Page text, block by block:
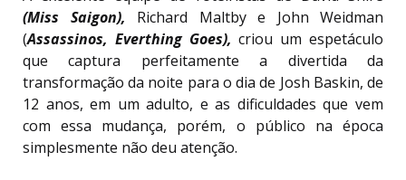
(Miss Saigon), Richard Maltby e John Weidman
(Assassinos, Everthing Goes), criou um espetáculo
que captura perfeitamente a divertida da
transformação da noite para o dia de Josh Baskin, de
12 anos, em um adulto, e as dificuldades que vem
com essa mudança, porém, o público na época
simplesmente não deu atenção.